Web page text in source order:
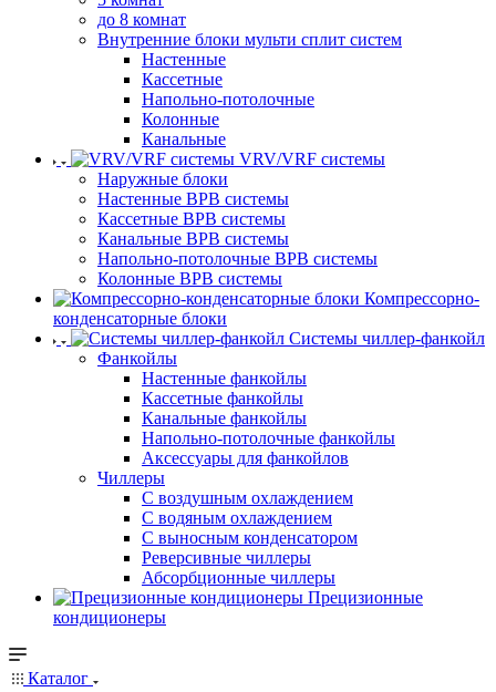
до 8 комнат
Внутренние блоки мульти сплит систем
Настенные
Кассетные
Напольно-потолочные
Колонные
Канальные
VRV/VRF системы
Наружные блоки
Настенные ВРВ системы
Кассетные ВРВ системы
Канальные ВРВ системы
Напольно-потолочные ВРВ системы
Колонные ВРВ системы
Компрессорно-
конденсаторные блоки
Системы чиллер-фанкойл
Фанкойлы
Настенные фанкойлы
Кассетные фанкойлы
Канальные фанкойлы
Напольно-потолочные фанкойлы
Аксессуары для фанкойлов
Чиллеры
С воздушным охлаждением
С водяным охлаждением
С выносным конденсатором
Реверсивные чиллеры
Абсорбционные чиллеры
Прецизионные
кондиционеры
Каталог